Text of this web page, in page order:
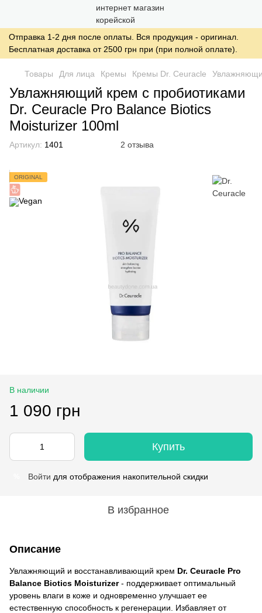
Отправка 1-2 дня после оплаты. Вся продукция - оригинал.
Бесплатная доставка от 2500 грн при (при полной оплате).
Товары Для лица Кремы Кремы Dr. Ceuracle
Увлажняющий крем с пробиотиками
Dr. Ceuracle Pro Balance Biotics
Moisturizer 100ml
Артикул: 1401 2 отзыва
ORIGINAL
В наличии
1 090 грн
Купить
Войти для отображения накопительной скидки
В избранное
Описание
Увлажняющий и восстанавливающий крем Dr. Ceuracle Pro
Balance Biotics Moisturizer- поддерживает оптимальный
уровень влаги в коже и одновременно улучшает ее
естественную способность к регенерации. Избавляет от